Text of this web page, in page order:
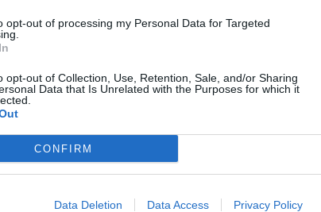
opt-out of processing my Personal Data for Targeted
opt-out of Collection, Use, Retention, Sale, and/or Sharing
Data that Is Unrelated with the Purposes for which it
CONFIRM
Data Deletion Data Access Privacy Policy
της:
Σήμερα έμαθα: Η καρδιά που
δει